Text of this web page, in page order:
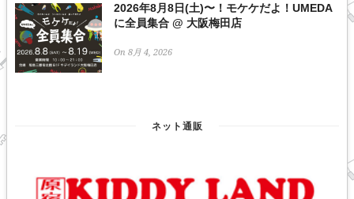
2026年8月8日(土)〜！モケケだよ！UMEDA
に全員集合 @ 大阪梅田店
On 8月 4, 2026
ネット通販